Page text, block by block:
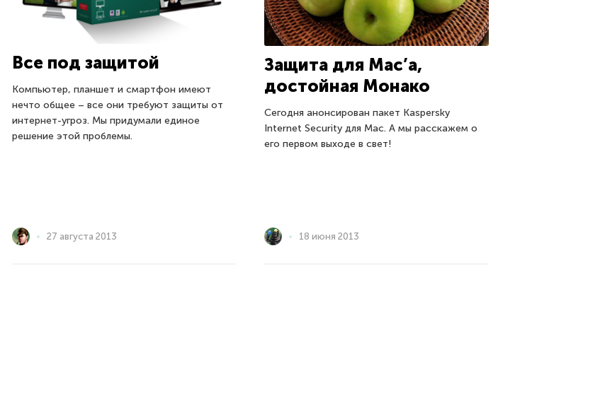
Все под защитой
Компьютер, планшет и смартфон имеют
нечто общее – все они требуют защиты от
интернет-угроз. Мы придумали единое
решение этой проблемы.
27 августа 2013
Защита для Mac’a,
достойная Монако
Сегодня анонсирован пакет Kaspersky
Internet Security для Mac. А мы расскажем о
его первом выходе в свет!
18 июня 2013